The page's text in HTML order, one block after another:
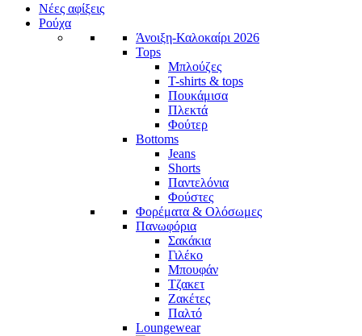
Νέες αφίξεις
Ρούχα
Άνοιξη-Καλοκαίρι 2026
Tops
Μπλούζες
T-shirts & tops
Πουκάμισα
Πλεκτά
Φούτερ
Bottoms
Jeans
Shorts
Παντελόνια
Φούστες
Φορέματα & Ολόσωμες
Πανωφόρια
Σακάκια
Γιλέκο
Μπουφάν
Τζακετ
Ζακέτες
Παλτό
Loungewear